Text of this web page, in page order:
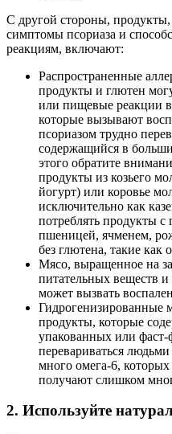
С другой стороны, продукты,
симптомы псориаза и
реакциям, включают:
Распространенные
продукты и глютен
или пищевые реакции
которые вызывают
псориазом трудно
содержащийся в
этого обратите
продукты из козьего
йогурт) или коровье
исключительно как
потреблять продукты с
пшеницей, ячменем,
без глютена, такие как
Мясо, выращенное на
питательных веществ
может вызвать
Гидрогенизированные
продукты, которые
упакованных или фаст-
перевариваться
много омега-6,
получают слишком
2. Используйте